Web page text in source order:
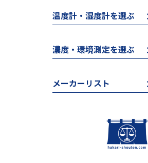
温度計・湿度計を選ぶ
濃度・環境測定を選ぶ
メーカーリスト